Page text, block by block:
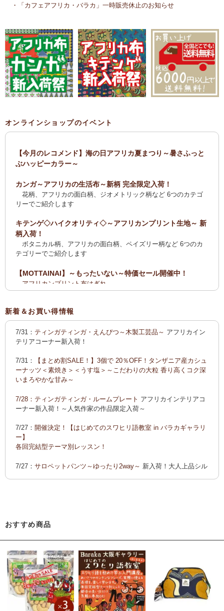
・「カフェアフリカ・バラカ」一時販売休止のお知らせ
オンラインショップのイベント
【今月のレコメンド】海の日アフリカ夏まつり～暑さふっと
ぶハッピーカラー～
カンガ～アフリカの生活布～新柄 完全限定入荷！
花柄、アフリカの面白柄、ジオメトリック柄など 6つのカテゴ
リーでご紹介します
キテンゲ◇ハイクオリティ◇～アフリカンプリント生地～ 新
柄入荷！
ボタニカル柄、アフリカの面白柄、ペイズリー柄など 6つのカ
テゴリーでご紹介します
【MOTTAINAI】～もったいない～特価セール開催中！
アフリカンプリント布はぎれ
ティンガティンガ・アート【会員様シークレットセール】ワケ
【全国送料無料サービス】タンザニア産コーヒー・紅茶・ス
パイス・デーツ・乳香・モリンガ・書籍
2025新刊！「アフリカのむかしばなし〈全3巻〉」
カンガ～アフリカの生活布～ 新柄入荷！〈大判復刻版〉入
荷！
花柄、アフリカの面白柄、ジオメトリック柄など5つのカテゴリ
カンガ 会員様お買い得！
カンガ 人気柄が限定数再入荷！
限
定生産記念カンガ 会員セール中！
「ポイントカーニバル」開催中
◆お買い上げ商品へのご感想をお送り下さると、お買い物に使
えるポイントプレゼント！詳しくは、
新着＆お買い得情報
7/31： ティンガティンガ・えんぴつ～木製工芸品～ アフリカイン
テリアコーナー新入荷！
7/31：
【まとめ割SALE！】3個で 20％OFF！タンザニア産カシュ
ーナッツ＜素焼き＞＜うす塩＞～こだわりの大粒 香り高くコク深
いまろやかな甘み～
7/28： ティンガティンガ・ルームプレート アフリカインテリアコ
ーナー新入荷！～人気作家の作品限定入荷～
7/27： 開催決定！【はじめてのスワヒリ語教室 in バラカギャラリ
ー】
各回完結型テーマ別レッスン！
7/27： サロペットパンツ～ゆったり2way～ 新入荷！大人上品シル
7/21：夏休み開催決定！【アフリカンワークショップ in バラカギ
ャラリー】
「ティンガティンガ・うちわ作り」 「ティンガティンガを描こ
う」
7/21：リバーシブルB4トートバッグ新入荷！
おすすめ商品